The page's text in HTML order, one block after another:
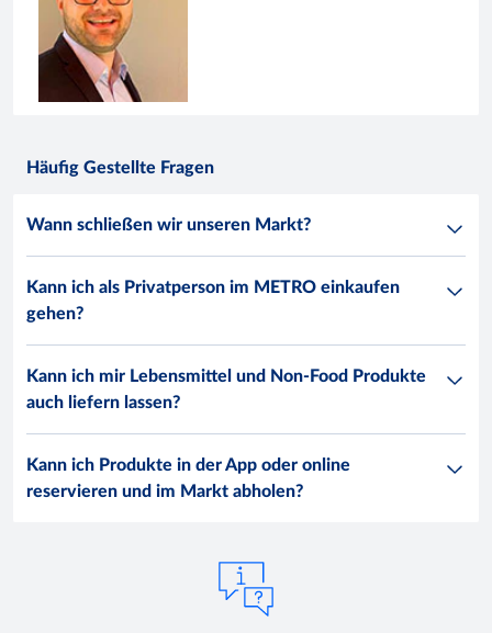
Häufig Gestellte Fragen
Wann schließen wir unseren Markt?
Kann ich als Privatperson im METRO einkaufen
gehen?
Kann ich mir Lebensmittel und Non-Food Produkte
auch liefern lassen?
Kann ich Produkte in der App oder online
reservieren und im Markt abholen?